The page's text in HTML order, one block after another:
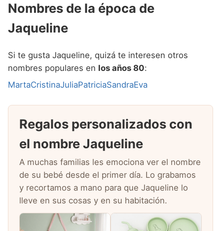
Nombres de la época de
Jaqueline
Si te gusta Jaqueline, quizá te interesen otros
nombres populares en los años 80:
MartaCristinaJuliaPatriciaSandraEva
Regalos personalizados con
el nombre Jaqueline
A muchas familias les emociona ver el nombre
de su bebé desde el primer día. Lo grabamos
y recortamos a mano para que Jaqueline lo
lleve en sus cosas y en su habitación.